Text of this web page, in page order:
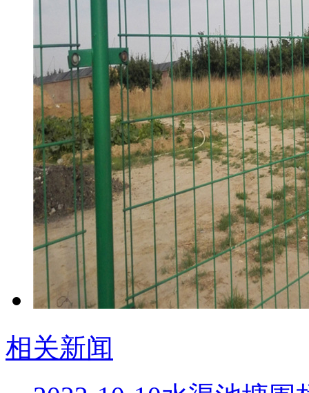
相关新闻